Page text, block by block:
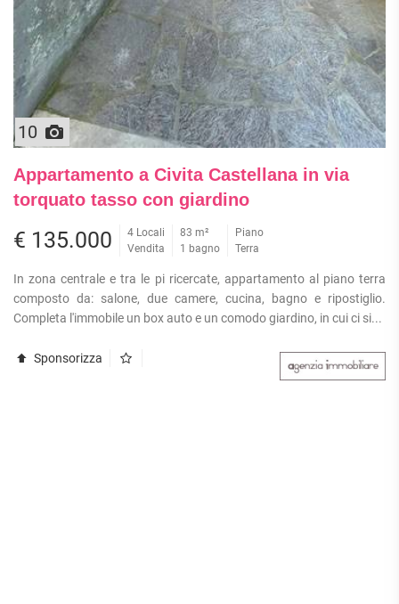
10
Appartamento a Civita Castellana in via
torquato tasso con giardino
€ 135.000
4 Locali
Vendita
83 m²
1 bagno
Piano
Terra
In zona centrale e tra le pi ricercate, appartamento al piano terra
composto da: salone, due camere, cucina, bagno e ripostiglio.
Completa l'immobile un box auto e un comodo giardino, in cui ci si...
Sponsorizza